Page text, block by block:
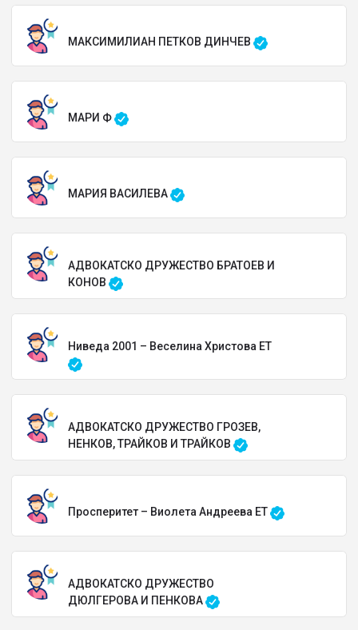
МАКСИМИЛИАН ПЕТКОВ ДИНЧЕВ
МАРИ Ф
МАРИЯ ВАСИЛЕВА
АДВОКАТСКО ДРУЖЕСТВО БРАТОЕВ И
КОНОВ
Ниведа 2001 – Веселина Христова ЕТ
АДВОКАТСКО ДРУЖЕСТВО ГРОЗЕВ,
НЕНКОВ, ТРАЙКОВ И ТРАЙКОВ
Просперитет – Виолета Андреева ЕТ
АДВОКАТСКО ДРУЖЕСТВО
ДЮЛГЕРОВА И ПЕНКОВА